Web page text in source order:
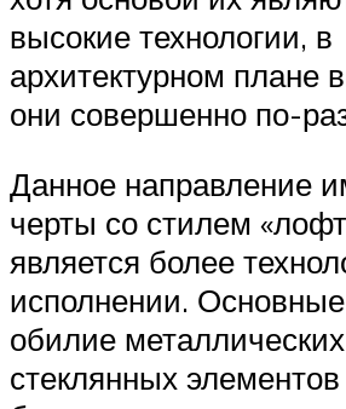
высокие технологии, в
архитектурном плане
они совершенно по-
Данное направление
черты со стилем
является более
исполнении.
обилие
стеклянных